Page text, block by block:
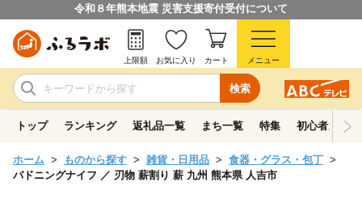
令和８年熊本地震 災害支援寄付受付について
検索
上限額 お気に入り カート メニュー
トップ ランキング 返礼品一覧 まち一覧 特集 初心者ガイド
ホーム ものから探す 雑貨・日用品
食器・グラス・包丁
バドニングナイフ ／ 刃物 薪割り 薪 九州 熊本県 人吉市